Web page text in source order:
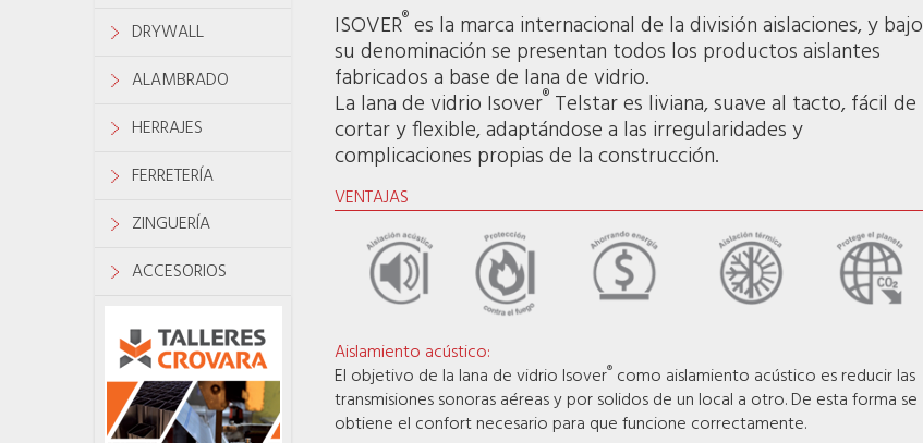
DRYWALL
ALAMBRADO
HERRAJES
FERRETERÍA
ZINGUERÍA
ACCESORIOS
ISOVER® es la marca internacional de la división aislaciones, y bajo
su denominación se presentan todos los productos aislantes
fabricados a base de lana de vidrio.
La lana de vidrio Isover® Telstar es liviana, suave al tacto, fácil de
cortar y flexible, adaptándose a las irregularidades y
complicaciones propias de la construcción.
VENTAJAS
Aislamiento acústico:
El objetivo de la lana de vidrio Isover® como aislamiento acústico es reducir las
transmisiones sonoras aéreas y por solidos de un local a otro. De esta forma se
obtiene el confort necesario para que funcione correctamente.